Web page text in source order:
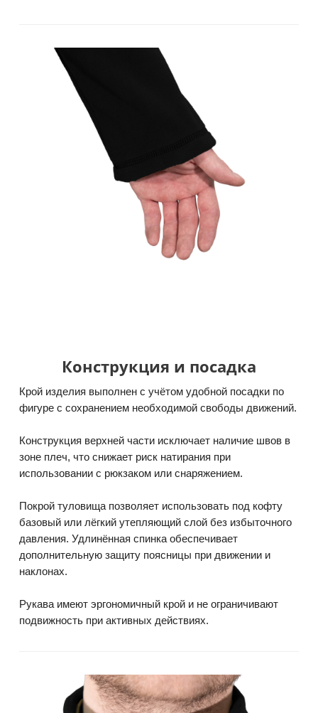
Конструкция и посадка
Крой изделия выполнен с учётом удобной посадки по
фигуре с сохранением необходимой свободы движений.
Конструкция верхней части исключает наличие швов в
зоне плеч, что снижает риск натирания при
использовании с рюкзаком или снаряжением.
Покрой туловища позволяет использовать под кофту
базовый или лёгкий утепляющий слой без избыточного
давления. Удлинённая спинка обеспечивает
дополнительную защиту поясницы при движении и
наклонах.
Рукава имеют эргономичный крой и не ограничивают
подвижность при активных действиях.